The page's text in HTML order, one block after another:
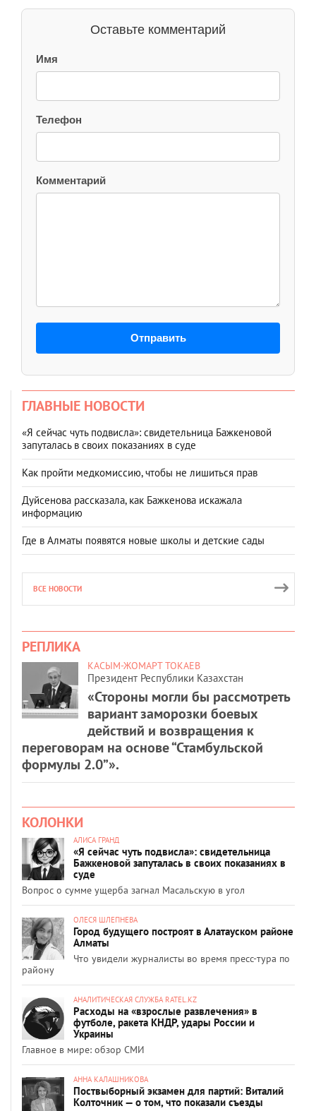
Оставьте комментарий
Имя
Телефон
Комментарий
Отправить
ГЛАВНЫЕ НОВОСТИ
«Я сейчас чуть подвисла»: свидетельница Бажкеновой
запуталась в своих показаниях в суде
Как пройти медкомиссию, чтобы не лишиться прав
Дуйсенова рассказала, как Бажкенова искажала
информацию
Где в Алматы появятся новые школы и детские сады
ВСЕ НОВОСТИ
РЕПЛИКА
КАСЫМ-ЖОМАРТ ТОКАЕВ
Президент Республики Казахстан
«Стороны могли бы рассмотреть
вариант заморозки боевых
действий и возвращения к
переговорам на основе “Стамбульской
формулы 2.0”».
КОЛОНКИ
АЛИСА ГРАНД
«Я сейчас чуть подвисла»: свидетельница
Бажкеновой запуталась в своих показаниях в
суде
Вопрос о сумме ущерба загнал Масальскую в угол
ОЛЕСЯ ШЛЕПНЕВА
Город будущего построят в Алатауском районе
Алматы
Что увидели журналисты во время пресс-тура по
району
АНАЛИТИЧЕСКАЯ СЛУЖБА RATEL.KZ
Расходы на «взрослые развлечения» в
футболе, ракета КНДР, удары России и
Украины
Главное в мире: обзор СМИ
АННА КАЛАШНИКОВА
Поствыборный экзамен для партий: Виталий
Колточник — о том, что показали съезды